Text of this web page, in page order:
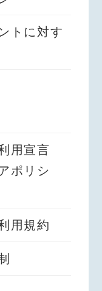
トに対す
用宣言
ポリシ
用規約